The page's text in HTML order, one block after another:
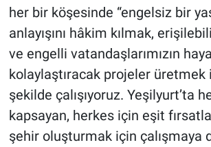
her bir köşesinde “engelsiz bir
anlayışını hâkim kılmak,
ve engelli vatandaşlarımızın
kolaylaştıracak projeler üretmek
şekilde çalışıyoruz. Yeşilyurt’ta
kapsayan, herkes için eşit
şehir oluşturmak için çalışmaya